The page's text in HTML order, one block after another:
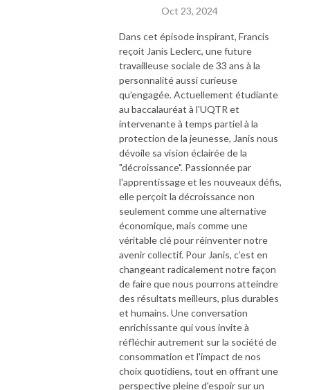
Oct 23, 2024
Dans cet épisode inspirant, Francis
reçoit Janis Leclerc, une future
travailleuse sociale de 33 ans à la
personnalité aussi curieuse
qu’engagée. Actuellement étudiante
au baccalauréat à l'UQTR et
intervenante à temps partiel à la
protection de la jeunesse, Janis nous
dévoile sa vision éclairée de la
"décroissance". Passionnée par
l'apprentissage et les nouveaux défis,
elle perçoit la décroissance non
seulement comme une alternative
économique, mais comme une
véritable clé pour réinventer notre
avenir collectif. Pour Janis, c’est en
changeant radicalement notre façon
de faire que nous pourrons atteindre
des résultats meilleurs, plus durables
et humains. Une conversation
enrichissante qui vous invite à
réfléchir autrement sur la société de
consommation et l'impact de nos
choix quotidiens, tout en offrant une
perspective pleine d'espoir sur un